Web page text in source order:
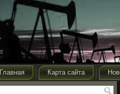
Главная Карта сайта